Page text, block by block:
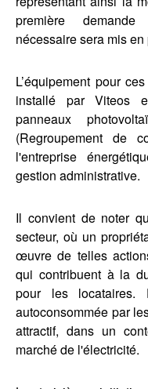
première
nécessaire sera mis
L’équipement pour
installé par Viteos
panneaux
(Regroupement de
l'entreprise
gestion administrative.
Il convient de noter
secteur, où un
œuvre de telles
qui contribuent à la
pour les locataires.
autoconsommée par
attractif, dans un
marché de l'électricité.